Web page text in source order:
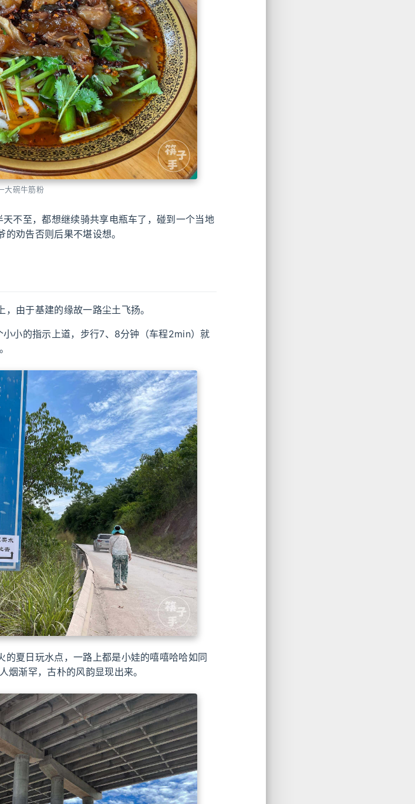
大碗牛筋粉
不至，都想继续骑共享电瓶车了，碰到一个当地
劝告否则后果不堪设想。
由于基建的缘故一路尘土飞扬。
小的指示上道，步行7、8分钟（车程2min）就
夏日玩水点，一路上都是小娃的嘻嘻哈哈如同
烟渐罕，古朴的风韵显现出来。